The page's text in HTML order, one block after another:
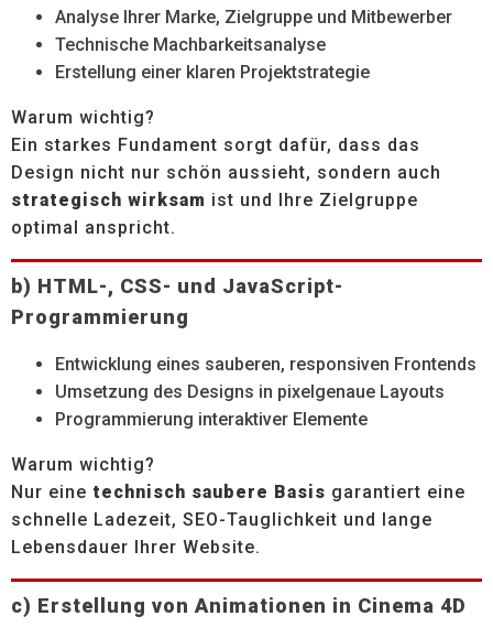
Analyse Ihrer Marke, Zielgruppe und Mitbewerber
Technische Machbarkeitsanalyse
Erstellung einer klaren Projektstrategie
Warum wichtig?
Ein starkes Fundament sorgt dafür, dass das
Design nicht nur schön aussieht, sondern auch
strategisch wirksam ist und Ihre Zielgruppe
optimal anspricht.
b) HTML-, CSS- und JavaScript-
Programmierung
Entwicklung eines sauberen, responsiven Frontends
Umsetzung des Designs in pixelgenaue Layouts
Programmierung interaktiver Elemente
Warum wichtig?
Nur eine technisch saubere Basis garantiert eine
schnelle Ladezeit, SEO-Tauglichkeit und lange
Lebensdauer Ihrer Website.
c) Erstellung von Animationen in Cinema 4D